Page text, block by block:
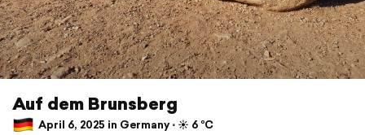
Auf dem Brunsberg
April 6, 2025 in Germany ⋅ ☀️ 6 °C